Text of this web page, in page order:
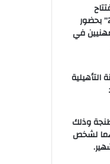
“ميدام أفريقيا 2025” بحضور
في
التأهيلية
وذلك
لشخص